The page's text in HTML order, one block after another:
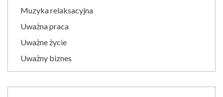
Muzyka relaksacyjna
Uważna praca
Uważne życie
Uważny biznes